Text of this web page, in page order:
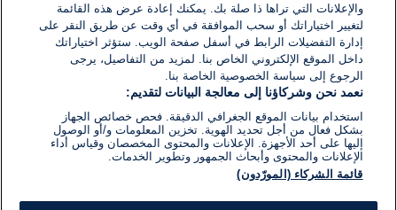
والإعلانات التي تراها ذا صلة بك. يمكنك إعادة عرض هذه القائمة
لتغيير اختياراتك أو سحب الموافقة في أي وقت عن طريق النقر على
إدارة التفضيلات الرابط في أسفل صفحة الويب. ستؤثر اختياراتك
داخل الموقع الإلكتروني الخاص بنا. لمزيد من التفاصيل، يرجى
الرجوع إلى سياسة الخصوصية الخاصة بنا.
نعمد نحن وشركاؤنا إلى معالجة البيانات لتقديم:
استخدام بيانات الموقع الجغرافي الدقيقة. فحص خصائص الجهاز
بشكل فعال من أجل تحديد الهوية. تخزين المعلومات و/أو الوصول
إليها على أحد الأجهزة. الإعلانات والمحتوى المخصصان وقياس أداء
الإعلانات والمحتوى وأبحاث الجمهور وتطوير الخدمات.
قائمة الشركاء (المورّدون)